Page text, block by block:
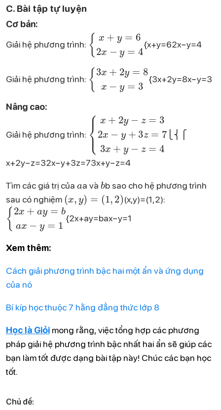
C. Bài tập tự luyện
Cơ bản:
Giải hệ phương trình:
\begin{cases} x + y = 6 \\ 2x - y = 4 \end{cases}
{x+y=62x−y=4​
Giải hệ phương trình:
\begin{cases} 3x + 2y = 8 \\ x - y = 3 \end{cases}
{3x+2y=8x−y=3​
Nâng cao:
Giải hệ phương trình:
\begin{cases} x + 2y - z = 3 \\ 2x - y + 3z = 7 \\ 3x + y - z = 4 \end{cases}
⎩⎨⎧​
x+2y−z=32x−y+3z=73x+y−z=4​
Tìm các giá trị của
a và b sao cho hệ phương trình
sau có nghiệm
(x, y) = (1, 2)
(x,y)=(1,2):
\begin{cases} 2x + ay = b \\ ax - y = 1 \end{cases}
{2x+ay=bax−y=1​
Xem thêm:
Cách giải phương trình bậc hai một ẩn và ứng dụng
của nó
Bí kíp học thuộc 7 hằng đẳng thức lớp 8
Học là Giỏi mong rằng, việc tổng hợp các phương
pháp giải hệ phương trình bậc nhất hai ẩn sẽ giúp các
bạn làm tốt được dạng bài tập này! Chúc các bạn học
tốt.
Chủ đề: